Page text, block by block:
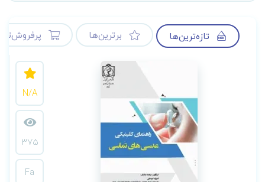
تازه‌ترین‌ها برترین‌ها
N/A
375
Fa